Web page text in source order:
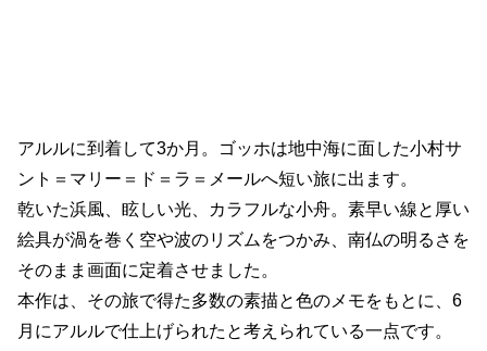
アルルに到着して3か月。ゴッホは地中海に面した小村サ
ント＝マリー＝ド＝ラ＝メールへ短い旅に出ます。
乾いた浜風、眩しい光、カラフルな小舟。素早い線と厚い
絵具が渦を巻く空や波のリズムをつかみ、南仏の明るさを
そのまま画面に定着させました。
本作は、その旅で得た多数の素描と色のメモをもとに、6
月にアルルで仕上げられたと考えられている一点です。